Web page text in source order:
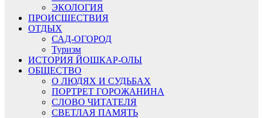
ЭКОЛОГИЯ
ПРОИСШЕСТВИЯ
ОТДЫХ
САД-ОГОРОД
Туризм
ИСТОРИЯ ЙОШКАР-ОЛЫ
ОБЩЕСТВО
О ЛЮДЯХ И СУДЬБАХ
ПОРТРЕТ ГОРОЖАНИНА
СЛОВО ЧИТАТЕЛЯ
СВЕТЛАЯ ПАМЯТЬ